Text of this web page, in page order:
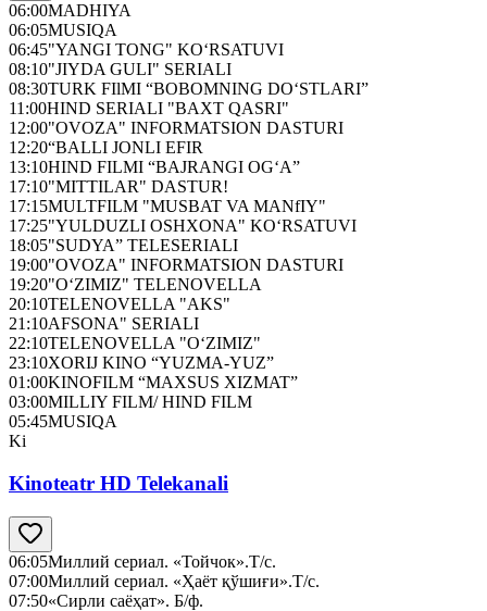
06:00MADHIYA
06:05MUSIQA
06:45"YANGI TONG" KO‘RSATUVI
08:10"JIYDA GULI" SERIALI
08:30TURK FIlMI “BOBOMNING DO‘STLARI”
11:00HIND SERIALI "BAXT QASRI"
12:00"OVOZA" INFORMATSION DASTURI
12:20“BALLI JONLI EFIR
13:10HIND FILMI “BAJRANGI OG‘A”
17:10"MITTILAR" DASTUR!
17:15MULTFILM "MUSBAT VA MANfIY"
17:25"YULDUZLI OSHXONA" KO‘RSATUVI
18:05"SUDYA” TELESERIALI
19:00"OVOZA" INFORMATSION DASTURI
19:20"O‘ZIMIZ" TELENOVELLA
20:10TELENOVELLA "AKS"
21:10AFSONA" SERIALI
22:10TELENOVELLA "O‘ZIMIZ"
23:10XORIJ KINO “YUZMA-YUZ”
01:00KINOFILM “MAXSUS XIZMAT”
03:00MILLIY FILM/ HIND FILM
05:45MUSIQA
Ki
Kinoteatr HD Telekanali
06:05Миллий сериал. «Тойчок».Т/с.
07:00Миллий сериал. «Ҳаёт қўшиғи».Т/с.
07:50«Сирли саёҳат». Б/ф.